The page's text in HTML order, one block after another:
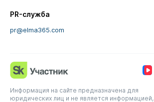
PR-служба
pr@elma365.com
Информация на сайте предназначена для
юридических лиц и не является информацией,